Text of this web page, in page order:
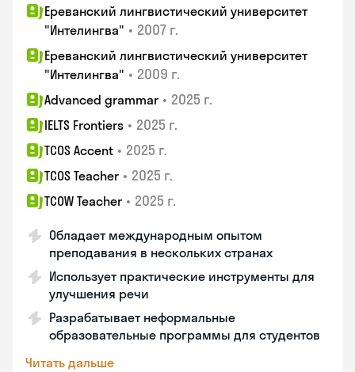
Ереванский лингвистический университет
"Интелингва" • 2007 г.
Ереванский лингвистический университет
"Интелингва" • 2009 г.
Advanced grammar • 2025 г.
IELTS Frontiers • 2025 г.
TCOS Accent • 2025 г.
TCOS Teacher • 2025 г.
TCOW Teacher • 2025 г.
Обладает международным опытом
преподавания в нескольких странах
Использует практические инструменты для
улучшения речи
Разрабатывает неформальные
образовательные программы для студентов
Читать дальше